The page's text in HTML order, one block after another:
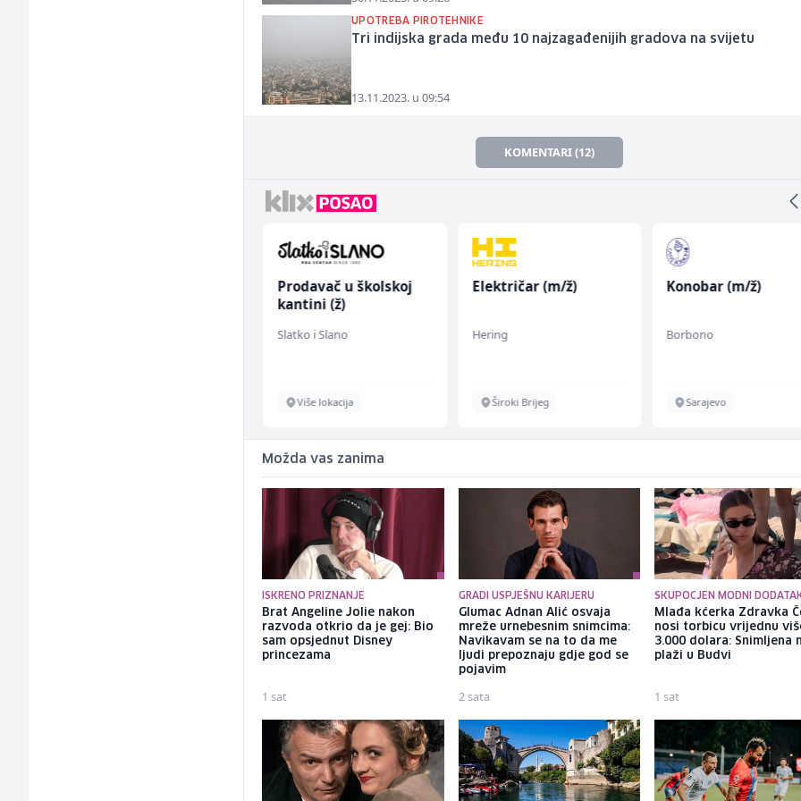
UPOTREBA PIROTEHNIKE
Tri indijska grada među 10 najzagađenijih gradova na svijetu
13.11.2023. u 09:54
KOMENTARI (12)
Prodavač u školskoj
kantini (ž)
Slatko i Slano
Više lokacija
Električar (m/ž)
Hering
Široki Brijeg
Konobar (m/ž)
Borbono
Sarajevo
Možda vas zanima
ISKRENO PRIZNANJE
Brat Angeline Jolie nakon
razvoda otkrio da je gej: Bio
sam opsjednut Disney
princezama
1 sat
GRADI USPJEŠNU KARIJERU
Glumac Adnan Alić osvaja
mreže urnebesnim snimcima:
Navikavam se na to da me
ljudi prepoznaju gdje god se
pojavim
2 sata
SKUPOCJEN MODNI
Mlađa kćerka Zdravka
nosi torbicu vrijednu
3.000 dolara: Snimljena
plaži u Budvi
1 sat